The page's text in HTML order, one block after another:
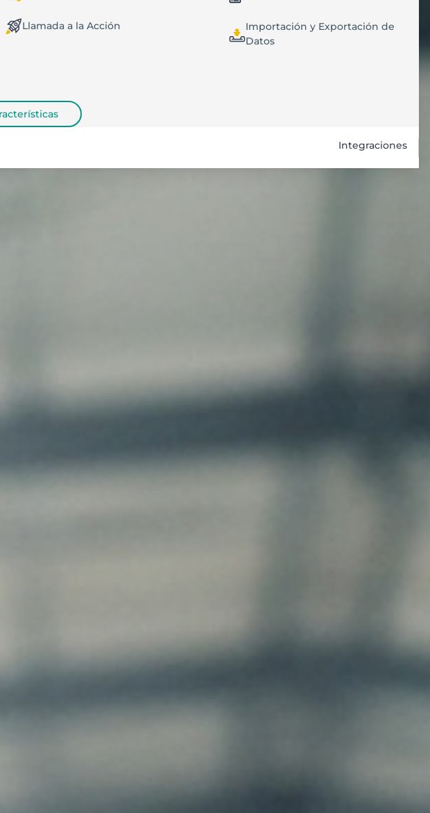
Llamada a la Acción
Importación y Exportación de
Datos
Integraciones